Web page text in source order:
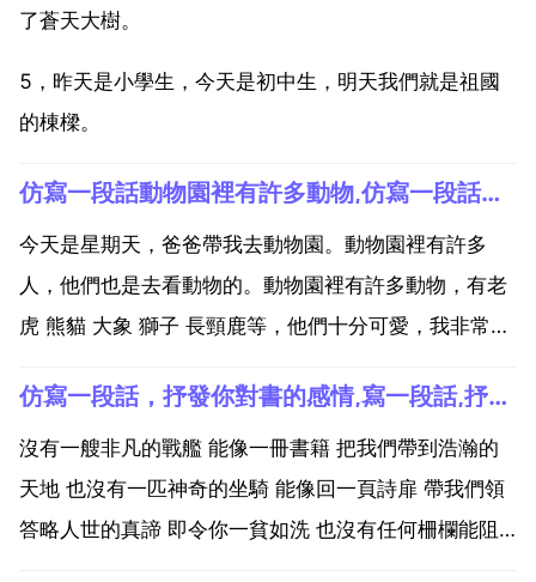
了蒼天大樹。
5，昨天是小學生，今天是初中生，明天我們就是祖國
的棟樑。
仿寫一段話動物園裡有許多動物,仿寫一段話寫出你與動物之間的活動場面
今天是星期天，爸爸帶我去動物園。動物園裡有許多
人，他們也是去看動物的。動物園裡有許多動物，有老
虎 熊貓 大象 獅子 長頸鹿等，他們十分可愛，我非常喜
快，它們應該生活在森林中。秋天果實香香故障診斷方
法分幾方面？影響最大的莫過於是選取樂觀的態度還是
悲觀的態...
仿寫一段話，抒發你對書的感情,寫一段話,抒發你對竹子的感情20字左右
沒有一艘非凡的戰艦 能像一冊書籍 把我們帶到浩瀚的
天地 也沒有一匹神奇的坐騎 能像回一頁詩扉 帶我們領
答略人世的真諦 即令你一貧如洗 也沒有任何柵欄能阻